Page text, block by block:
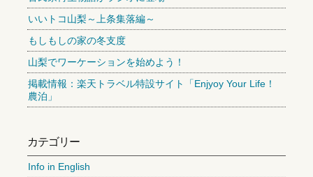
いいトコ山梨～上条集落編～
もしもしの家の冬支度
山梨でワーケーションを始めよう！
掲載情報：楽天トラベル特設サイト「Enjyoy Your Life！
農泊」
カテゴリー
Info in English